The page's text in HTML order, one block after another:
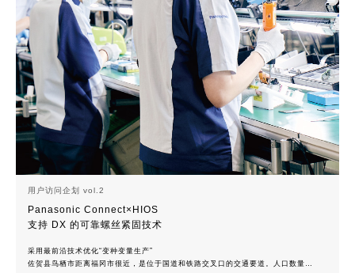
用户访问企划 vol.2
Panasonic Connect×HIOS
支持 DX 的可靠螺丝紧固技术
采用最前沿技术优化“变种变量生产”
佐贺县鸟栖市距离福冈市很近，是位于国道和铁路交叉口的交通要道。人口数量居